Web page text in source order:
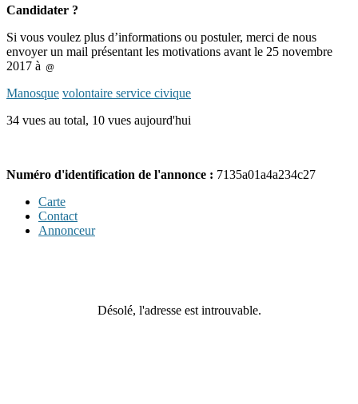
Candidater ?
Si vous voulez plus d’informations ou postuler, merci de nous
envoyer un mail présentant les motivations avant le 25 novembre
2017 à @
Manosque volontaire service civique
34 vues au total, 10 vues aujourd'hui
Numéro d'identification de l'annonce : 7135a01a4a234c27
Carte
Contact
Annonceur
Désolé, l'adresse est introuvable.